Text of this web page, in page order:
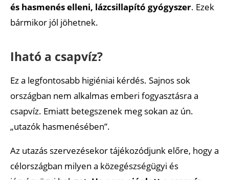
és hasmenés elleni, lázcsillapító gyógyszer. Ezek
bármikor jól jöhetnek.
Iható a csapvíz?
Ez a legfontosabb higiéniai kérdés. Sajnos sok
országban nem alkalmas emberi fogyasztásra a
csapvíz. Emiatt betegszenek meg sokan az ún.
„utazók hasmenésében”.
Az utazás szervezésekor tájékozódjunk előre, hogy a
célországban milyen a közegészségügyi és